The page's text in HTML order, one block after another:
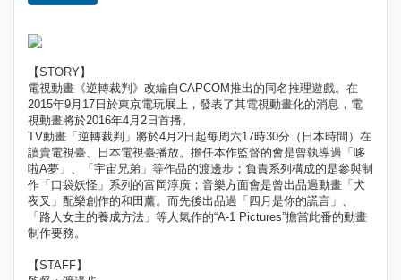
【STORY】
電視動畫《逆轉裁判》改編自CAPCOM推出的同名推理遊戲。在
2015年9月17日於東京電玩展上，發表了其電視動畫化的消息，電
視動畫將於2016年4月2日首播。
TV動畫「逆轉裁判」將於4月2日起每周六17時30分（日本時間）在
讀賣電視臺、日本電視臺播放。擔任本作監督的會是曾執導過「哆
啦A夢」、「宇宙兄弟」等作品的渡邊步；負責系列構成的是參與制
作「口袋妖怪」系列的富岡淳廣；音樂方面會是曾出品過動畫「犬
夜叉」配樂創作的和田薰。而先後出品過「四月是你的謊言」、
「路人女主的養成方法」等人氣作的“A-1 Pictures”擔當此番的動畫
制作要務。
【STAFF】